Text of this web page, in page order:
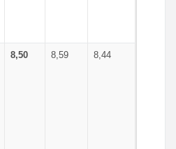
8,50 8,59 8,44